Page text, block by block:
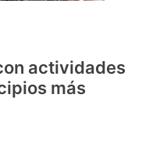
actividades
más